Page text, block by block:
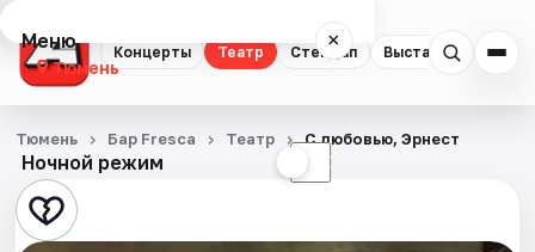
Концерты Театр Стендап Выставки
Меню ×
Тюмень
Концерты
Театр
Стендап
Ночной режим ☾
Тюмень Бар Fresca Театр С любовью, Эрнест